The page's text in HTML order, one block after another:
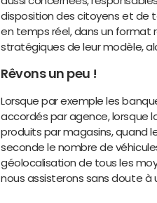
disposition des citoyens et de
en temps réel, dans un format
stratégiques de leur modèle,
Rêvons un peu !
Lorsque par exemple les
accordés par agence, lorsque
produits par magasins, quand
seconde le nombre de
géolocalisation de tous les
nous assisterons sans doute